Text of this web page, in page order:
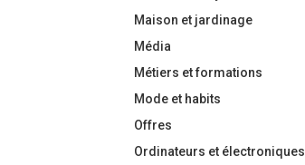
Maison et jardinage
Média
Métiers et formations
Mode et habits
Offres
Ordinateurs et électroniques